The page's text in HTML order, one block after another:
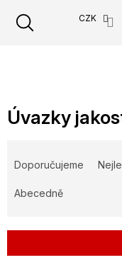
obsah
CZK
Úvazky
e
r
Doporučujeme
Abecedně